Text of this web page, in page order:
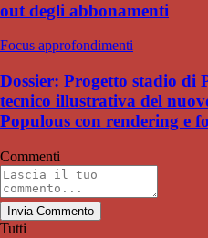
out degli abbonamenti
Focus approfondimenti
Dossier: Progetto stadio di
tecnico illustrativa del
Populous con rendering e
Commenti
Invia Commento
Tutti